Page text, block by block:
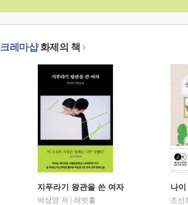
크레마샵화제의 책
지푸라기 왕관을 쓴 여자
박상영 저
래빗홀
나
조선